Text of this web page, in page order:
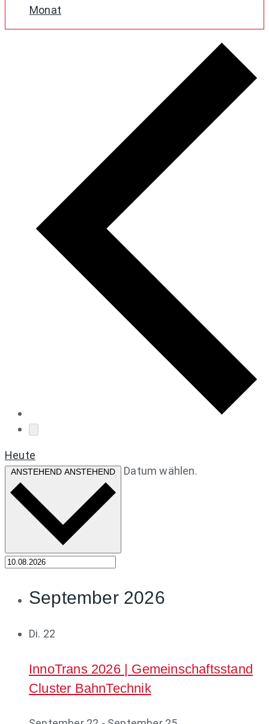
Monat
Heute
ANSTEHEND ANSTEHEND Datum wählen.
September 2026
Di. 22
InnoTrans 2026 | Gemeinschaftsstand
Cluster BahnTechnik